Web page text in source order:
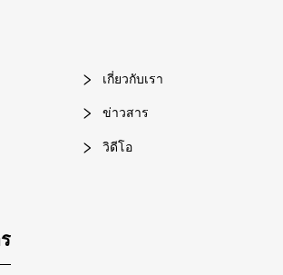
เกี่ยวกับเรา
ข่าวสาร
วิดีโอ